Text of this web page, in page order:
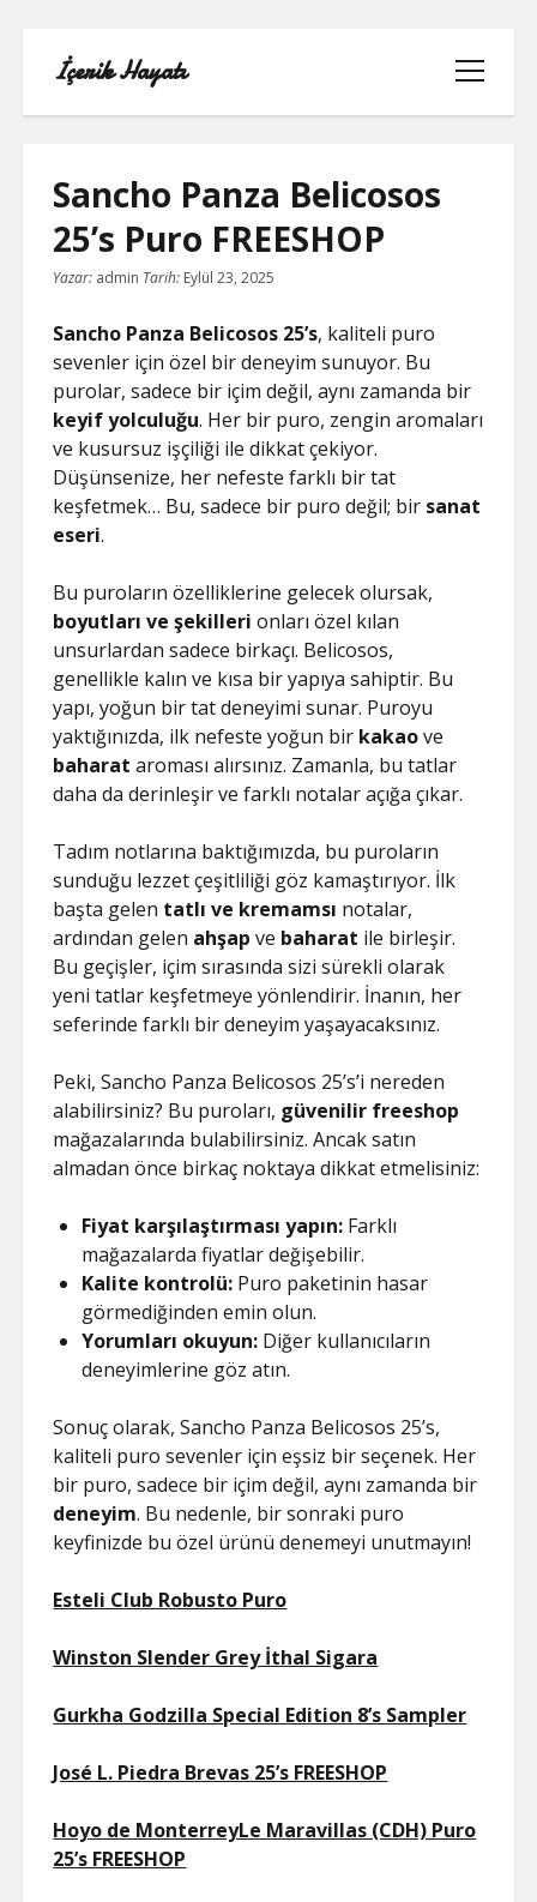
İçerik Hayatı
menüyü
aç
FACEBOOK SAYFA NASIL KURULUR
LISTE
SAYFA LISTESI
TUMBLR TAKIPÇI ARTTIRMA BEDAVA
Sancho Panza Belicosos
25’s Puro FREESHOP
Yazar: admin Tarih: Eylül 23, 2025
Sancho Panza Belicosos 25’s, kaliteli puro
sevenler için özel bir deneyim sunuyor. Bu
purolar, sadece bir içim değil, aynı zamanda bir
keyif yolculuğu. Her bir puro, zengin aromaları
ve kusursuz işçiliği ile dikkat çekiyor.
Düşünsenize, her nefeste farklı bir tat
keşfetmek… Bu, sadece bir puro değil; bir sanat
eseri.
Bu puroların özelliklerine gelecek olursak,
boyutları ve şekilleri onları özel kılan
unsurlardan sadece birkaçı. Belicosos,
genellikle kalın ve kısa bir yapıya sahiptir. Bu
yapı, yoğun bir tat deneyimi sunar. Puroyu
yaktığınızda, ilk nefeste yoğun bir kakaove
baharat aroması alırsınız. Zamanla, bu tatlar
daha da derinleşir ve farklı notalar açığa çıkar.
Tadım notlarına baktığımızda, bu puroların
sunduğu lezzet çeşitliliği göz kamaştırıyor. İlk
başta gelen tatlı ve kremamsı notalar,
ardından gelen ahşap ve baharat ile birleşir.
Bu geçişler, içim sırasında sizi sürekli olarak
yeni tatlar keşfetmeye yönlendirir. İnanın, her
seferinde farklı bir deneyim yaşayacaksınız.
Peki, Sancho Panza Belicosos 25’s’i nereden
alabilirsiniz? Bu puroları, güvenilir freeshop
mağazalarında bulabilirsiniz. Ancak satın
almadan önce birkaç noktaya dikkat etmelisiniz:
Fiyat karşılaştırması yapın: Farklı
mağazalarda fiyatlar değişebilir.
Kalite kontrolü: Puro paketinin hasar
görmediğinden emin olun.
Yorumları okuyun: Diğer kullanıcıların
deneyimlerine göz atın.
Sonuç olarak, Sancho Panza Belicosos 25’s,
kaliteli puro sevenler için eşsiz bir seçenek. Her
bir puro, sadece bir içim değil, aynı zamanda bir
deneyim. Bu nedenle, bir sonraki puro
keyfinizde bu özel ürünü denemeyi unutmayın!
Esteli Club Robusto Puro
Winston Slender Grey İthal Sigara
Gurkha Godzilla Special Edition 8’s Sampler
José L. Piedra Brevas 25’s FREESHOP
Hoyo de MonterreyLe Maravillas (CDH) Puro
25’s FREESHOP